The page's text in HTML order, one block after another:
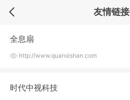
友情链接
全息扇
http://www.quanxishan.com
时代中视科技